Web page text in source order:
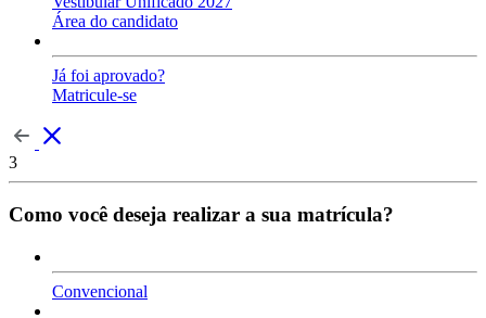
Área do candidato
Já foi aprovado?
Matricule-se
3
Como você deseja realizar a sua matrícula?
Convencional